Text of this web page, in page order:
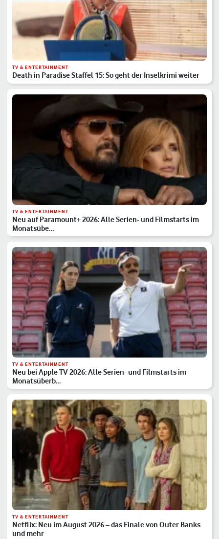
TV & ENTERTAINMENT
Death in Paradise Staffel 15: So geht der Inselkrimi weiter
TV & ENTERTAINMENT
Neu auf Paramount+ 2026: Alle Serien- und Filmstarts im
Monatsübe…
TV & ENTERTAINMENT
Neu bei Apple TV 2026: Alle Serien- und Filmstarts im
Monatsüberb…
TV & ENTERTAINMENT
Netflix: Neu im August 2026 – das Finale von Outer Banks
und mehr